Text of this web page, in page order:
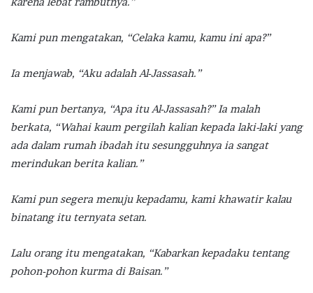
Kami pun mengatakan, “Celaka kamu, kamu ini apa?”
Ia menjawab, “Aku adalah Al-Jassasah.”
Kami pun bertanya, “Apa itu Al-Jassasah?” Ia malah
berkata, “Wahai kaum pergilah kalian kepada laki-laki yang
ada dalam rumah ibadah itu sesungguhnya ia sangat
merindukan berita kalian.”
Kami pun segera menuju kepadamu, kami khawatir kalau
binatang itu ternyata setan.
Lalu orang itu mengatakan, “Kabarkan kepadaku tentang
pohon-pohon kurma di Baisan.”